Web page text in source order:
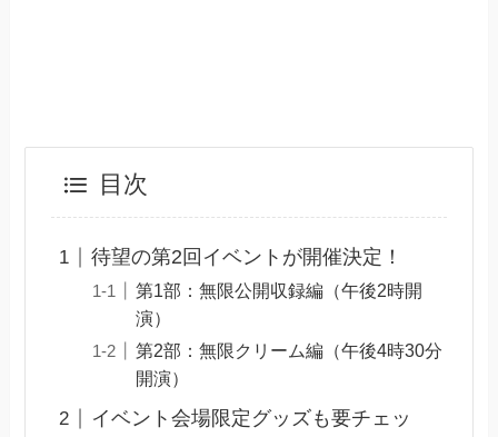
目次
待望の第2回イベントが開催決定！
第1部：無限公開収録編（午後2時開
演）
第2部：無限クリーム編（午後4時30分
開演）
イベント会場限定グッズも要チェッ